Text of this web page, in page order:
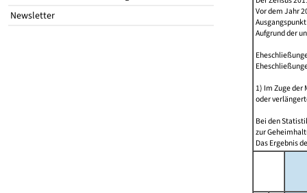
Newsletter
Vor dem Jahr
Aufgrund der
1) Im Zuge
oder
Bei den
zur
Das Ergebnis